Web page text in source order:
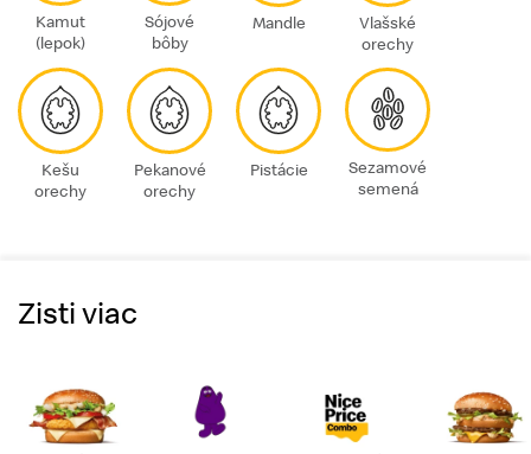
Kamut
(lepok)
Sójové
bôby
Mandle
Vlašské
orechy
Kešu
orechy
Pekanové
orechy
Pistácie
Sezamové
semená
Zisti viac